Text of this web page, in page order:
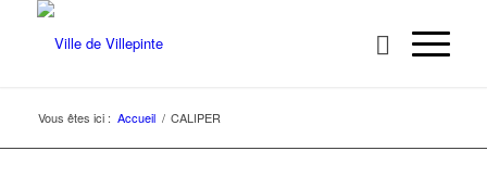
Vous êtes ici : Accueil / CALIPER